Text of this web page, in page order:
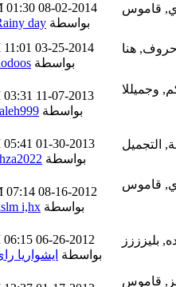
08-02-2014
01:30 AM
بواسطةRainy day
03-25-2014
11:01 PM
بواسطةdodoos
11-07-2013
03:31 PM
بواسطةsaleh999
01-30-2013
05:41 PM
بواسطةshza2022
08-16-2012
07:14 AM
بواسطةkslm i,hx
06-26-2012
06:15 PM
بواسطةايشواريا راي